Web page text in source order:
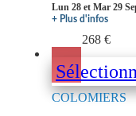
Lun 28 et Mar 29
+ Plus d'infos
268 €
COLOMIERS